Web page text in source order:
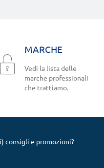
MARCHE
Vedi la lista delle
marche professionali
che trattiamo.
consigli e promozioni?